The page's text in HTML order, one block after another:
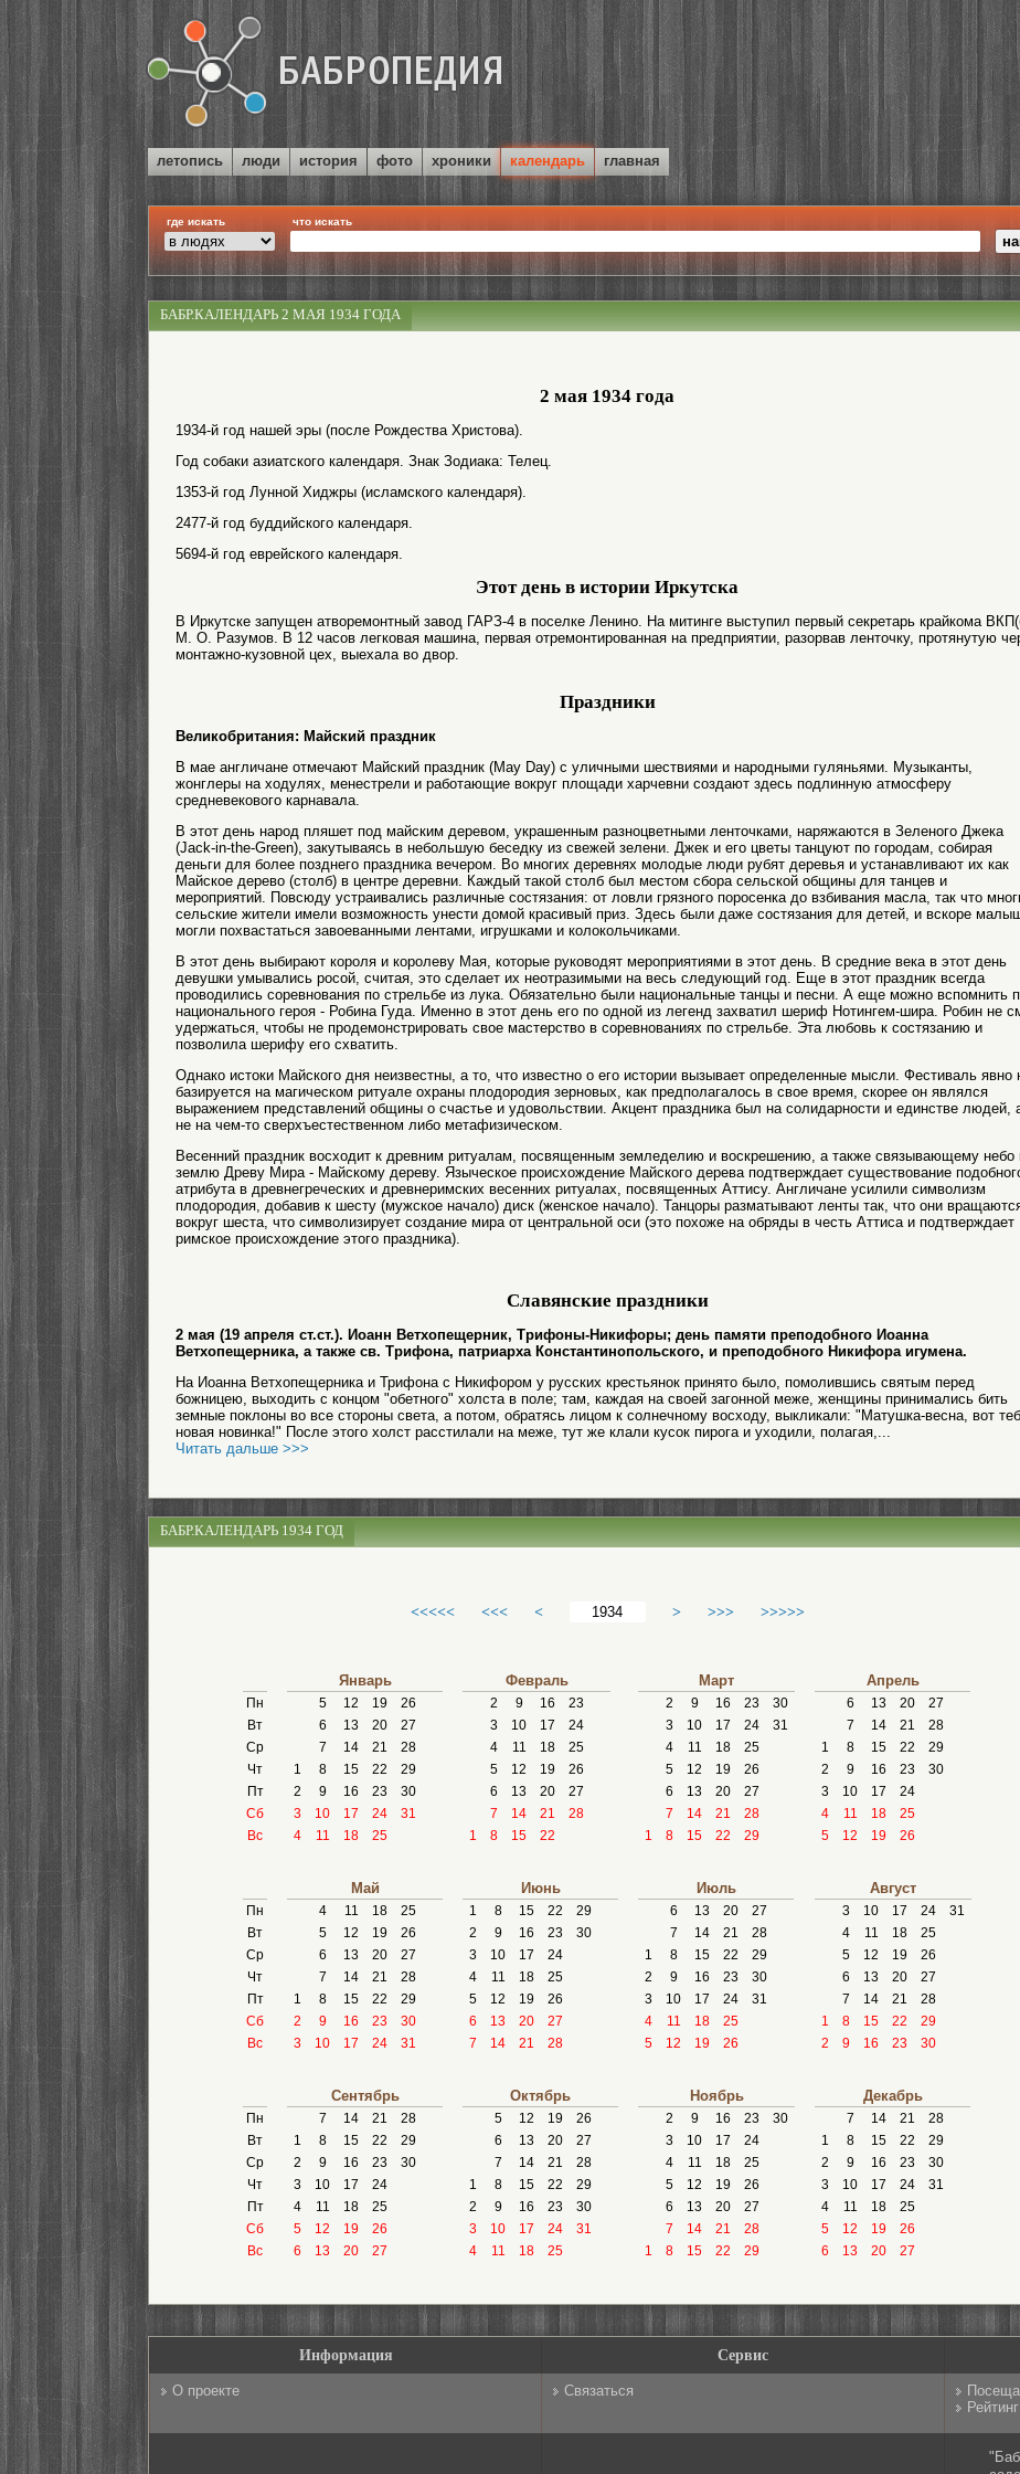
летопись люди история фото хроники календарь главная
где искать что искать
БАБР.КАЛЕНДАРЬ 2 МАЯ 1934 ГОДА
2 мая 1934 года
1934-й год нашей эры (после Рождества Христова).
Год собаки азиатского календаря. Знак Зодиака: Телец.
1353-й год Лунной Хиджры (исламского календаря).
2477-й год буддийского календаря.
5694-й год еврейского календаря.
Этот день в истории Иркутска
В Иркутске запущен атворемонтный завод ГАРЗ-4 в поселке Ленино. На митинге выступил первый секретарь крайкома
М. О. Разумов. В 12 часов легковая машина, первая отремонтированная на предприятии, разорвав ленточку, протянутую
монтажно-кузовной цех, выехала во двор.
Праздники
Великобритания: Майский праздник
В мае англичане отмечают Майский праздник (May Day) с уличными шествиями и народными гуляньями. Музыканты,
жонглеры на ходулях, менестрели и работающие вокруг площади харчевни создают здесь подлинную атмосферу
средневекового карнавала.
В этот день народ пляшет под майским деревом, украшенным разноцветными ленточками, наряжаются в Зеленого Джека
(Jack-in-the-Green), закутываясь в небольшую беседку из свежей зелени. Джек и его цветы танцуют по городам, собирая
деньги для более позднего праздника вечером. Во многих деревнях молодые люди рубят деревья и устанавливают их как
Майское дерево (столб) в центре деревни. Каждый такой столб был местом сбора сельской общины для танцев и
мероприятий. Повсюду устраивались различные состязания: от ловли грязного поросенка до взбивания масла, так что
сельские жители имели возможность унести домой красивый приз. Здесь были даже состязания для детей, и вскоре
могли похвастаться завоеванными лентами, игрушками и колокольчиками.
В этот день выбирают короля и королеву Мая, которые руководят мероприятиями в этот день. В средние века в этот день
девушки умывались росой, считая, это сделает их неотразимыми на весь следующий год. Еще в этот праздник всегда
проводились соревнования по стрельбе из лука. Обязательно были национальные танцы и песни. А еще можно вспомнить
национального героя - Робина Гуда. Именно в этот день его по одной из легенд захватил шериф Нотингем-шира. Робин не
удержаться, чтобы не продемонстрировать свое мастерство в соревнованиях по стрельбе. Эта любовь к состязанию и
позволила шерифу его схватить.
Однако истоки Майского дня неизвестны, а то, что известно о его истории вызывает определенные мысли. Фестиваль явно
базируется на магическом ритуале охраны плодородия зерновых, как предполагалось в свое время, скорее он являлся
выражением представлений общины о счастье и удовольствии. Акцент праздника был на солидарности и единстве людей,
не на чем-то сверхъестественном либо метафизическом.
Весенний праздник восходит к древним ритуалам, посвященным земледелию и воскрешению, а также связывающему небо
землю Древу Мира - Майскому дереву. Языческое происхождение Майского дерева подтверждает существование
атрибута в древнегреческих и древнеримских весенних ритуалах, посвященных Аттису. Англичане усилили символизм
плодородия, добавив к шесту (мужское начало) диск (женское начало). Танцоры разматывают ленты так, что они
вокруг шеста, что символизирует создание мира от центральной оси (это похоже на обряды в честь Аттиса и подтверждает
римское происхождение этого праздника).
Славянские праздники
2 мая (19 апреля ст.ст.). Иоанн Ветхопещерник, Трифоны-Никифоры; день памяти преподобного Иоанна
Ветхопещерника, а также св. Трифона, патриарха Константинопольского, и преподобного Никифора игумена.
На Иоанна Ветхопещерника и Трифона с Никифором у русских крестьянок принято было, помолившись святым перед
божницею, выходить с концом "обетного" холста в поле; там, каждая на своей загонной меже, женщины принимались бить
земные поклоны во все стороны света, а потом, обратясь лицом к солнечному восходу, выкликали: "Матушка-весна, вот
новая новинка!" После этого холст расстилали на меже, тут же клали кусок пирога и уходили, полагая,...
Читать дальше >>>
БАБР.КАЛЕНДАРЬ 1934 ГОД
<<<<< <<< < > >>> >>>>>
Пн
Вт
Ср
Чт
Пт
Сб
Вс
Январь
5 12 19
26
6
13 20
27
7
14 21
28
1
8 15 22
29
2
9 16 23
30
3
10 17 24
31
4
11 18 25
Февраль
2 9 16
23
3
10 17
24
4
11 18
25
5
12 19
26
6
13 20
27
7
14 21
28
1
8 15 22
Март
2 9 16 23
30
3
10 17 24
31
4
11 18
25
5
12 19
26
6
13 20
27
7
14 21
28
1
8 15 22 29
Апрель
6 13 20
27
7
14 21
28
1
8 15 22
29
2
9 16 23
30
3
10 17
24
4
11 18
25
5
12 19 26
Пн
Вт
Ср
Чт
Пт
Сб
Вс
Май
4 11 18
25
5
12 19
26
6
13 20
27
7
14 21
28
1
8 15 22
29
2
9 16 23
30
3
10 17 24 31
Июнь
1 8 15 22
29
2
9 16 23
30
3
10 17
24
4
11 18
25
5
12 19
26
6
13 20
27
7
14 21 28
Июль
6 13 20
27
7
14 21
28
1
8 15 22
29
2
9 16 23
30
3
10 17 24
31
4
11 18
25
5
12 19 26
Август
3 10 17 24
31
4
11 18
25
5
12 19
26
6
13 20
27
7
14 21
28
1
8 15 22
29
2
9 16 23 30
Пн
Вт
Ср
Чт
Пт
Сб
Вс
Сентябрь
7 14 21
28
1
8 15 22
29
2
9 16 23
30
3
10 17
24
4
11 18
25
5
12 19
26
6
13 20 27
Октябрь
5 12 19
26
6
13 20
27
7
14 21
28
1
8 15 22
29
2
9 16 23
30
3
10 17 24
31
4
11 18 25
Ноябрь
2 9 16 23
30
3
10 17
24
4
11 18
25
5
12 19
26
6
13 20
27
7
14 21
28
1
8 15 22 29
Декабрь
7 14 21
28
1
8 15 22
29
2
9 16 23
30
3
10 17 24
31
4
11 18
25
5
12 19
26
6
13 20 27
Информация Сервис
О проекте Связаться